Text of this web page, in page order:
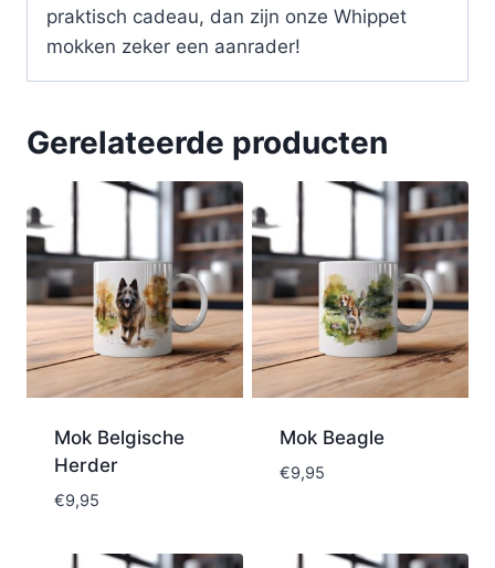
praktisch cadeau, dan zijn onze Whippet
mokken zeker een aanrader!
Gerelateerde producten
Mok Belgische
Herder
€9,95
Mok Beagle
€9,95